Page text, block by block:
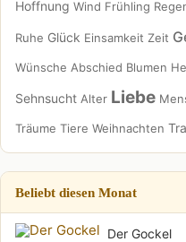
Hoffnung Wind Frühling
Ruhe Glück Einsamkeit Zeit
Wünsche Abschied Blumen
Sehnsucht Alter Liebe
Träume Tiere Weihnachten
Beliebt diesen Monat
Der Gockel